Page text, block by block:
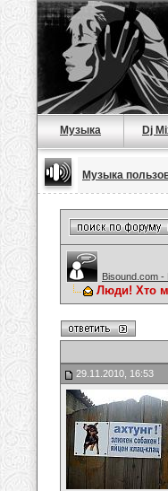
Музыка Dj
Музыка
Bisound.com
Люди! Хто
29.11.2010, 16:53